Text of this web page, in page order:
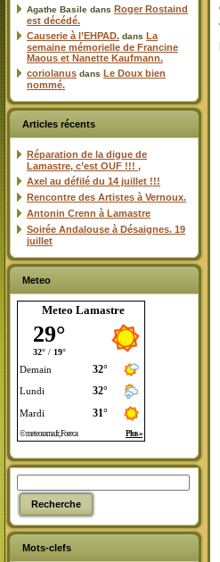
Agathe Basile dans Roger Rostaind
est décédé.
Causerie à l’EHPAD. dans La
semaine mémorielle de Francine
Maous et Nanette Kaufmann.
coriolanus dans Le Doux bien
nommé.
Articles récents
Réparation de la digue de
Lamastre, c’est OUF !!! ,
Axel au défilé du 14 juillet !!!
Rencontre des Artistes à Vernoux.
Antonin Crenn à Lamastre
Soirée Andalouse à Désaignes. 19
juillet
Meteo
Meteo Lamastre
Mots-clefs